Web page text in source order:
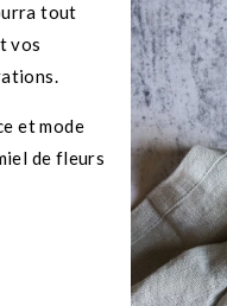
tout
vos
et mode
de fleurs